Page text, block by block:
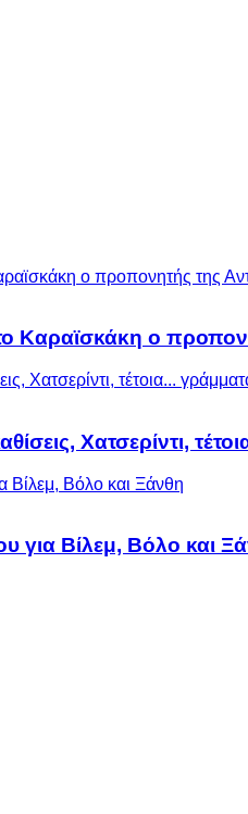
Καραϊσκάκη ο
Χατσερίντι,
για Βίλεμ, Βόλο και